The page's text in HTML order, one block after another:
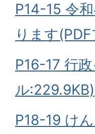
P14-15 令
ります
P16-17 行
ル:229.9KB)
P18-19 け